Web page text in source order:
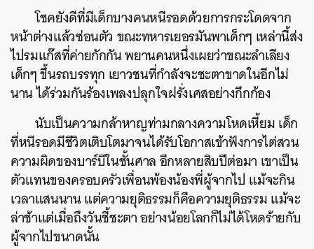
โชคยังดีที่มีเด็กบางคนหนีรอดด้วยการกระโดดจาก
หน้าต่างแล้วซ่อนตัว ขณะทหารเยอรมันพาเด็กๆ เหล่านี้ส่ง
ไปรมแก๊สที่ค่ายกักกัน พยานคนหนึ่งเผยว่าขณะลำเลียง
เด็กๆ ขึ้นรถบรรทุก เยาวชนที่กำลังจะชะตาขาดในอีกไม่
นาน ได้ร่วมกันร้องเพลงปลุกใจฝรั่งเศสอย่างกึกก้อง
นับเป็นความกล้าหาญท่ามกลางความโหดเหี้ยม เด็ก
ที่หนีรอดมีชีวิตเติบโตมาจนได้รับโอกาสเข้าฟังการไต่สวน
ความผิดของบาร์บีในชั้นศาล อีกหลายสิบปีต่อมา เขาเป็น
ตัวแทนของครอบครัวเพื่อนพ้องน้องพี่ผู้จากไป แม้จะกิน
เวลาแสนนาน แต่ความยุติธรรมก็คือความยุติธรรม แม้จะ
ล่าช้าแต่เมื่อถึงวันชี้ชะตา อย่างน้อยโลกก็ไม่ได้โหดร้ายกับ
ผู้จากไปขนาดนั้น